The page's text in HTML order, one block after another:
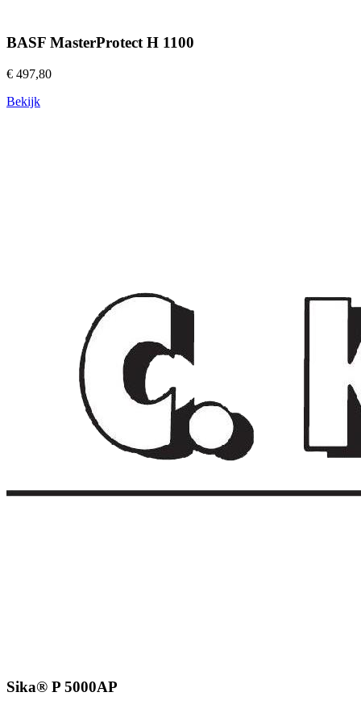
BASF MasterProtect H 1100
€ 497,80
Bekijk
Sika® P 5000AP